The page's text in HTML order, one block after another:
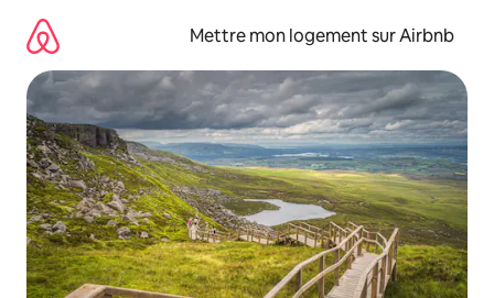
directement
contenu
Mettre mon logement sur Airbnb